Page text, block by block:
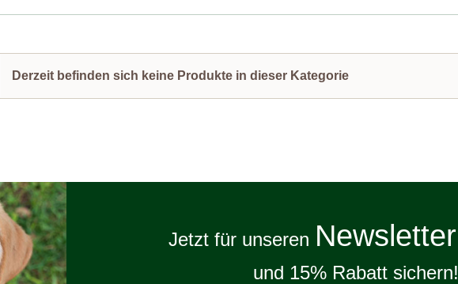
Derzeit befinden sich keine Produkte in dieser Kategorie
Jetzt für unseren Newsletter
und 15% Rabatt sichern!